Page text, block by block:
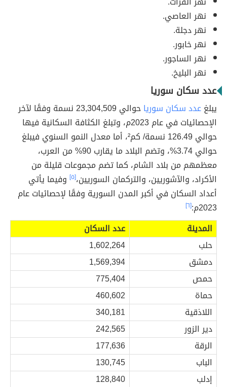
نهر العاصي.
نهر دجلة.
نهر خابور.
نهر الساجور.
نهر البليخ.
عدد سكان سوريا
يبلغعدد سكان سوريا
حوالي 23,304,509 نسمة وفقًا لآخر
الإحصائيات في عام 2023م، وتبلغ الكثافة السكانية فيها
حوالي 126.49 نسمة/ كم²، أما معدل النمو السنوي فيبلغ
حوالي 3.74%، وتضم البلاد ما يقارب 90% من العرب،
معظمهم من بلاد الشام، كما تضم مجموعات قليلة من
الأكراد، والآشوريين، والتركمان السوريين،[٥]
وفيما يأتي
أعداد السكان في أكبر المدن السورية وفقًا لإحصائيات عام
2023م:
[٦]
المدينة
عدد السكان
حلب
1,602,264
دمشق
1,569,394
حمص
775,404
حماة
460,602
اللاذقية
340,181
دير الزور
242,565
الرقة
177,636
الباب
130,745
إدلب
128,840